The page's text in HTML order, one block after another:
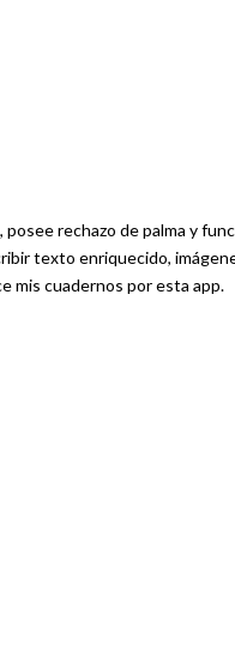
rechazo de palma y
texto enriquecido,
mis cuadernos por esta app.